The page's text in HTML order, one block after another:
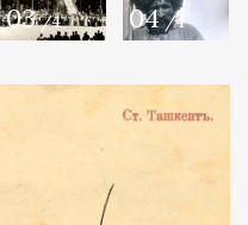
03 /4 04 /4